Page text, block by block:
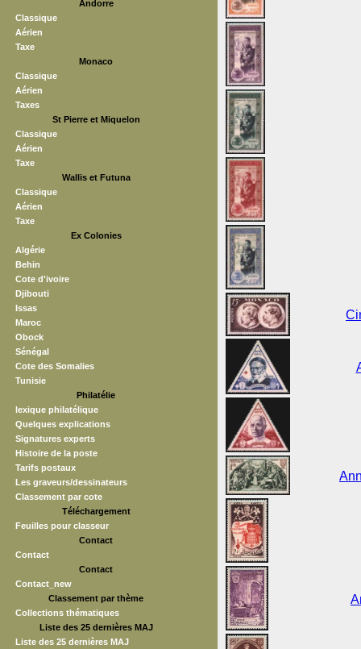
Andorre
Classique
Aérien
Taxe
Monaco
Classique
Aérien
Taxes
St Pierre et Miquelon
Classique
Aérien
Taxe
Wallis et Futuna
Classique
Aérien
Taxe
Ex Colonies
Algérie
Behin
Cote d'ivoire
Djibouti
Issas
Maroc
Obock
Sénégal
Cote des Somalies
Tunisie
Philatélie
lexique philatélique
Quelques explications
Signatures experts
Histoire de la poste
Tarifs postaux
Les graveurs/dessinateurs
Classement par cote
Téléchargement
Feuilles pour classeur
Contact
Contact
Contact
Contact_new
Classement par thème
Collections thématiques
Liste des 25 dernières MAJ
Liste des 25 dernières MAJ